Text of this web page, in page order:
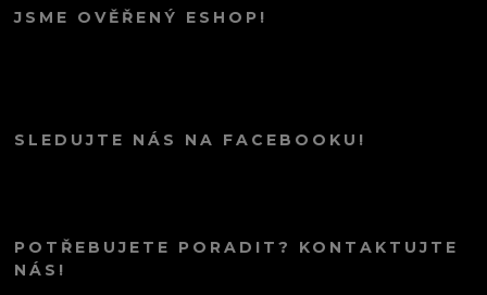
JSME OVĚŘENÝ ESHOP!
SLEDUJTE NÁS NA FACEBOOKU!
POTŘEBUJETE PORADIT? KONTAKTUJTE
NÁS!